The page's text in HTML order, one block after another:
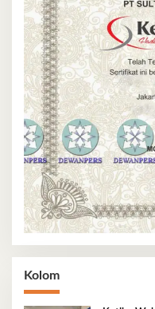
Kolom